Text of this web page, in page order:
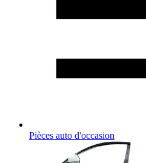
Pièces auto d'occasion